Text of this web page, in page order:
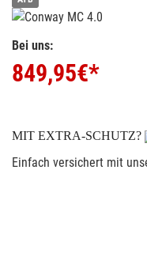
Bei uns:
849,95€*
MIT EXTRA-SCHUTZ?
Einfach versichert mit